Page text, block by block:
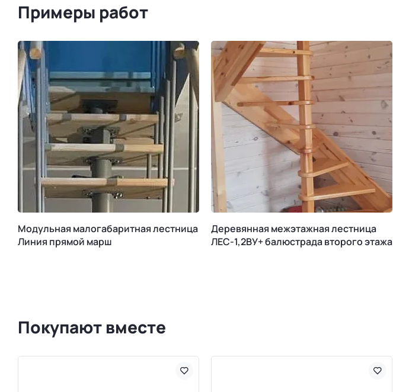
Примеры работ
Модульная малогабаритная лестница
Линия прямой марш
Деревянная межэтажная лестница
ЛЕС-1,2ВУ+ балюстрада второго этажа
Покупают вместе